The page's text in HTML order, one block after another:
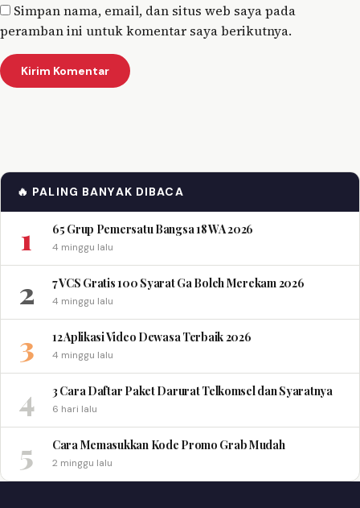
Simpan nama, email, dan situs web saya pada
peramban ini untuk komentar saya berikutnya.
🔥 PALING BANYAK DIBACA
1 65 Grup Pemersatu Bangsa 18 WA 2026
4 minggu lalu
2 7 VCS Gratis 100 Syarat Ga Boleh Merekam 2026
4 minggu lalu
3 12 Aplikasi Video Dewasa Terbaik 2026
4 minggu lalu
4 3 Cara Daftar Paket Darurat Telkomsel dan Syaratnya
6 hari lalu
5 Cara Memasukkan Kode Promo Grab Mudah
2 minggu lalu